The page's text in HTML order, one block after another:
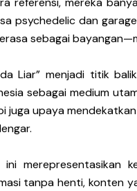
psychedelic dan
sebagai
Liar” menjadi titik
sebagai medium
juga upaya
ini merepresentasikan
tanpa henti, konten